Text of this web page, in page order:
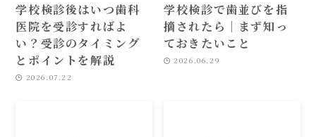
学校検診後はいつ歯科
医院を受診すればよ
い？受診のタイミング
とポイントを解説
2026.07.22
学校検診で歯並びを指
摘されたら｜まず知っ
ておきたいこと
2026.06.29